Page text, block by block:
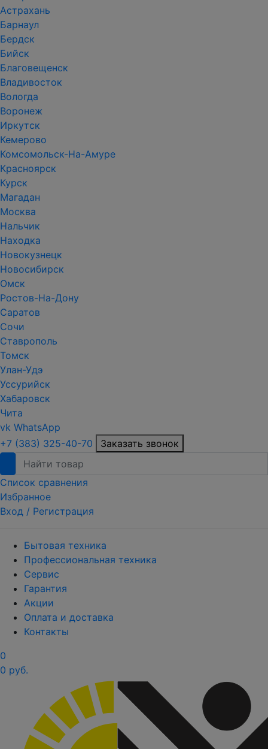
Астрахань
Барнаул
Бердск
Бийск
Благовещенск
Владивосток
Вологда
Воронеж
Иркутск
Кемерово
Комсомольск-На-Амуре
Красноярск
Курск
Магадан
Москва
Нальчик
Находка
Новокузнецк
Новосибирск
Омск
Ростов-На-Дону
Саратов
Сочи
Ставрополь
Томск
Улан-Удэ
Уссурийск
Хабаровск
Чита
vk WhatsApp
+7 (383) 325-40-70
Заказать звонок
Список сравнения
Избранное
Вход / Регистрация
Бытовая техника
Профессиональная техника
Сервис
Гарантия
Акции
Оплата и доставка
Контакты
0
0 руб.